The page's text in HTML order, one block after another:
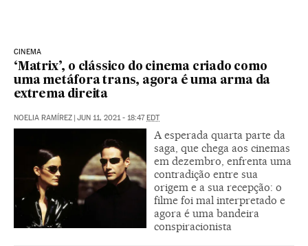
CINEMA
‘Matrix’, o clássico do cinema criado como
uma metáfora trans, agora é uma arma da
extrema direita
NOELIA RAMÍREZ JUN 11, 2021 - 18:47 EDT
A esperada quarta parte da
saga, que chega aos cinemas
em dezembro, enfrenta uma
contradição entre sua
origem e a sua recepção: o
filme foi mal interpretado e
agora é uma bandeira
conspiracionista